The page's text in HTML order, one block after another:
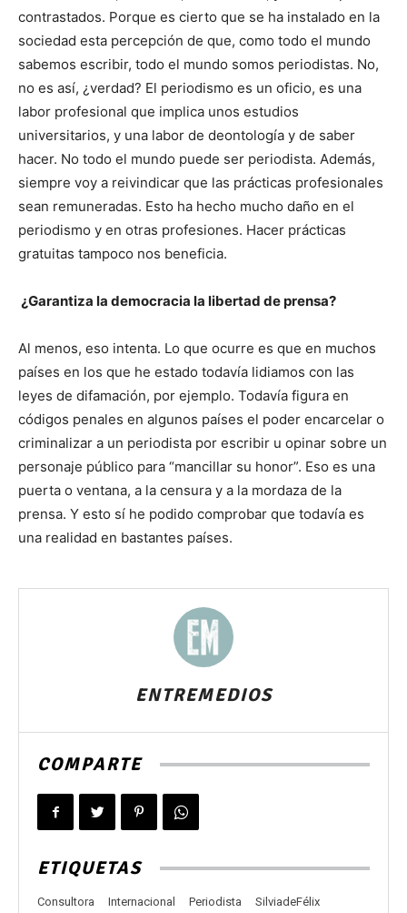
contrastados. Porque es cierto que se ha instalado en la
sociedad esta percepción de que, como todo el mundo
sabemos escribir, todo el mundo somos periodistas. No,
no es así, ¿verdad? El periodismo es un oficio, es una
labor profesional que implica unos estudios
universitarios, y una labor de deontología y de saber
hacer. No todo el mundo puede ser periodista. Además,
siempre voy a reivindicar que las prácticas profesionales
sean remuneradas. Esto ha hecho mucho daño en el
periodismo y en otras profesiones. Hacer prácticas
gratuitas tampoco nos beneficia.
¿Garantiza la democracia la libertad de prensa?
Al menos, eso intenta. Lo que ocurre es que en muchos
países en los que he estado todavía lidiamos con las
leyes de difamación, por ejemplo. Todavía figura en
códigos penales en algunos países el poder encarcelar o
criminalizar a un periodista por escribir u opinar sobre un
personaje público para “mancillar su honor”. Eso es una
puerta o ventana, a la censura y a la mordaza de la
prensa. Y esto sí he podido comprobar que todavía es
una realidad en bastantes países.
ENTREMEDIOS
COMPARTE
ETIQUETAS
Consultora Internacional Periodista
SilviadeFélix